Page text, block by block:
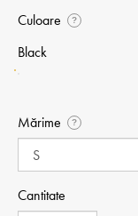
Culoare ?
Black
Mărime ?
Cantitate